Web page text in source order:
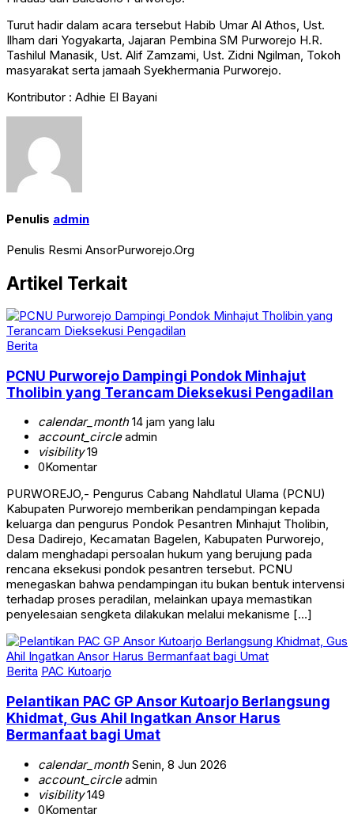
Turut hadir dalam acara tersebut Habib Umar Al Athos, Ust.
Ilham dari Yogyakarta, Jajaran Pembina SM Purworejo H.R.
Tashilul Manasik, Ust. Alif Zamzami, Ust. Zidni Ngilman, Tokoh
masyarakat serta jamaah Syekhermania Purworejo.
Kontributor : Adhie El Bayani
Penulis admin
Penulis Resmi AnsorPurworejo.Org
Artikel Terkait
Berita
PCNU Purworejo Dampingi Pondok Minhajut
Tholibin yang Terancam Dieksekusi Pengadilan
calendar_month14 jam yang lalu
account_circleadmin
visibility19
0Komentar
PURWOREJO,- Pengurus Cabang Nahdlatul Ulama (PCNU)
Kabupaten Purworejo memberikan pendampingan kepada
keluarga dan pengurus Pondok Pesantren Minhajut Tholibin,
Desa Dadirejo, Kecamatan Bagelen, Kabupaten Purworejo,
dalam menghadapi persoalan hukum yang berujung pada
rencana eksekusi pondok pesantren tersebut. PCNU
menegaskan bahwa pendampingan itu bukan bentuk intervensi
terhadap proses peradilan, melainkan upaya memastikan
penyelesaian sengketa dilakukan melalui mekanisme […]
Berita PAC Kutoarjo
Pelantikan PAC GP Ansor Kutoarjo Berlangsung
Khidmat, Gus Ahil Ingatkan Ansor Harus
Bermanfaat bagi Umat
calendar_monthSenin, 8 Jun 2026
account_circleadmin
visibility149
0Komentar